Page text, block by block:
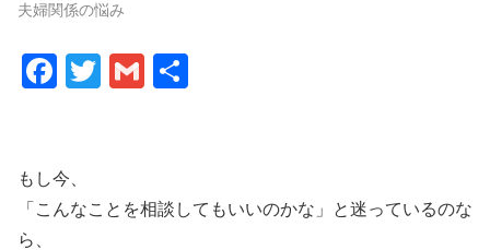
夫婦関係の悩み
F
e
b
T
G
もし今、
「こんなことを相談してもいいのかな」と迷っているのな
ら、